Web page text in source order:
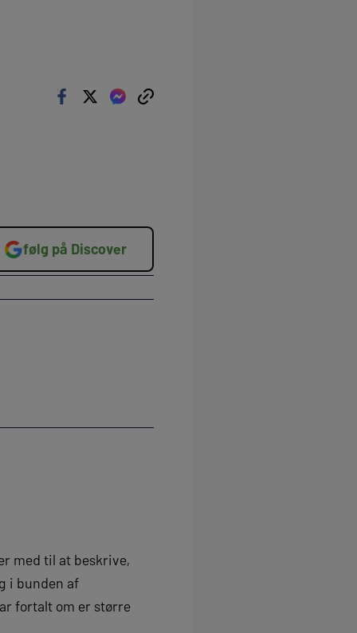
følg på Discover
med til at beskrive,
i bunden af
fortalt om er større